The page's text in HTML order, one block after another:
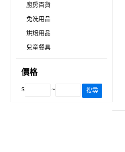
廚房百貨
免洗用品
烘焙用品
兒童餐具
價格
$ ~ 搜尋